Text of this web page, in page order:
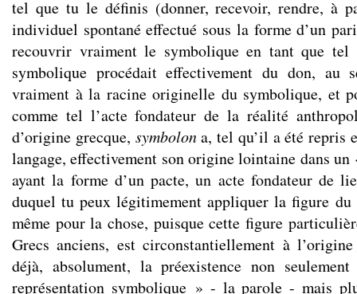
tel que tu le définis (donner, recevoir, rendre, à
individuel spontané effectué sous la forme d’un
recouvrir vraiment le symbolique en tant que tel
symbolique procédait effectivement du don, au
vraiment à la racine originelle du symbolique, et
comme tel l’acte fondateur de la réalité
d’origine grecque, symbolona, tel qu’il a été repris
langage, effectivement son origine lointaine dans
ayant la forme d’un pacte, un acte fondateur de
duquel tu peux légitimement appliquer la figure du
même pour la chose, puisque cette figure
Grecs anciens, est circonstantiellement à
déjà, absolument, la préexistence non
représentation symbolique » - la parole - mais